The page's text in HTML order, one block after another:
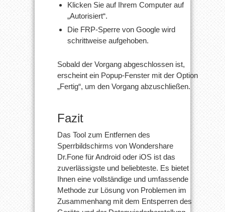
Klicken Sie auf Ihrem Computer auf
„Autorisiert“.
Die FRP-Sperre von Google wird
schrittweise aufgehoben.
Sobald der Vorgang abgeschlossen ist,
erscheint ein Popup-Fenster mit der Option
„Fertig“, um den Vorgang abzuschließen.
Fazit
Das Tool zum Entfernen des
Sperrbildschirms von Wondershare
Dr.Fone für Android oder iOS ist das
zuverlässigste und beliebteste. Es bietet
Ihnen eine vollständige und umfassende
Methode zur Lösung von Problemen im
Zusammenhang mit dem Entsperren des